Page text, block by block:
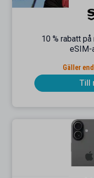
10 % rabatt
eSIM-
Gäller
Till